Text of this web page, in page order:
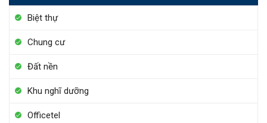
Biệt thự
Chung cư
Đất nền
Khu nghĩ dưỡng
Officetel